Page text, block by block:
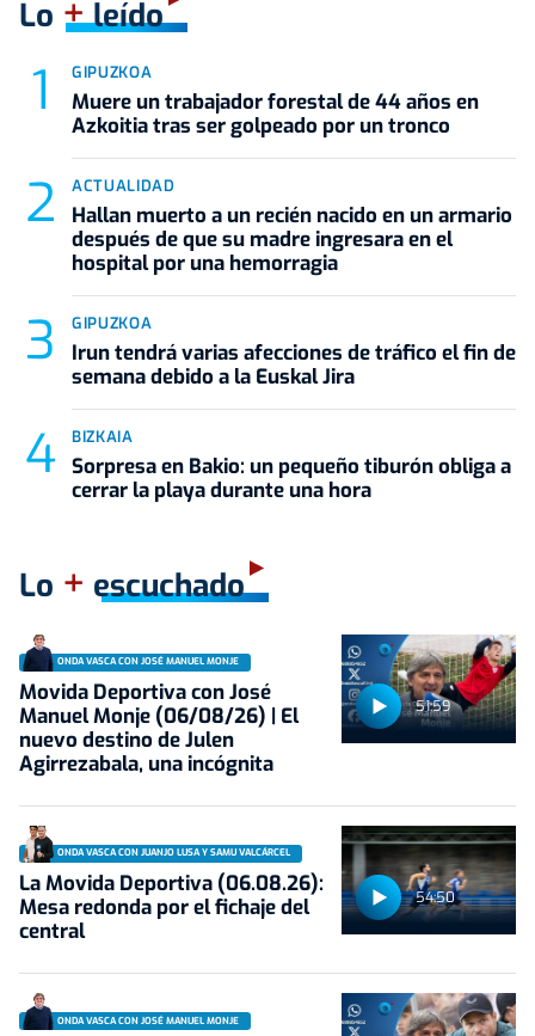
Lo +leído
GIPUZKOA
Muere un trabajador forestal de 44 años en
Azkoitia tras ser golpeado por un tronco
ACTUALIDAD
Hallan muerto a un recién nacido en un armario
después de que su madre ingresara en el
hospital por una hemorragia
GIPUZKOA
Irun tendrá varias afecciones de tráfico el fin de
semana debido a la Euskal Jira
BIZKAIA
Sorpresa en Bakio: un pequeño tiburón obliga a
cerrar la playa durante una hora
Lo + escuchado
51:59
ONDA VASCA CON JOSÉ MANUEL MONJE
Movida Deportiva con José
Manuel Monje (06/08/26) | El
nuevo destino de Julen
Agirrezabala, una incógnita
54:50
ONDA VASCA CON JUANJO LUSA Y SAMU VALCÁRCEL
La Movida Deportiva (06.08.26):
Mesa redonda por el fichaje del
central
ONDA VASCA CON JOSÉ MANUEL MONJE